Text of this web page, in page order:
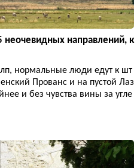
направлений, к
нормальные люди едут к шт
Прованс и на пустой Лаз
и без чувства вины за угле